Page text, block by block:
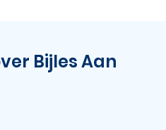
Bijles Aan